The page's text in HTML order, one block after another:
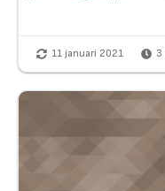
11 januari 2021 3